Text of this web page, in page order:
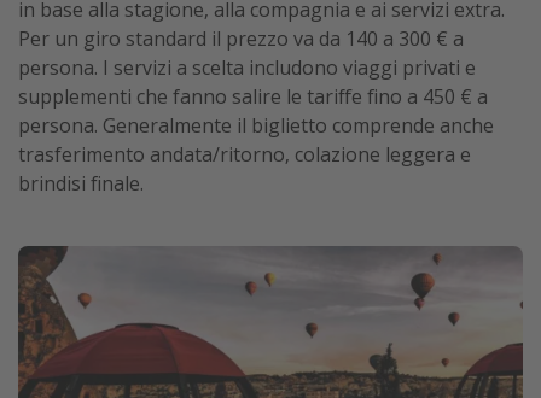
in base alla stagione, alla compagnia e ai servizi extra.
Per un giro standard il prezzo va da 140 a 300 € a
persona. I servizi a scelta includono viaggi privati e
supplementi che fanno salire le tariffe fino a 450 € a
persona. Generalmente il biglietto comprende anche
trasferimento andata/ritorno, colazione leggera e
brindisi finale.